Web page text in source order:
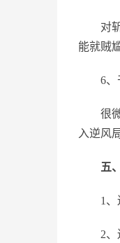
对斩
能就贼
6、
很微
入逆风
五
1、连
2、连